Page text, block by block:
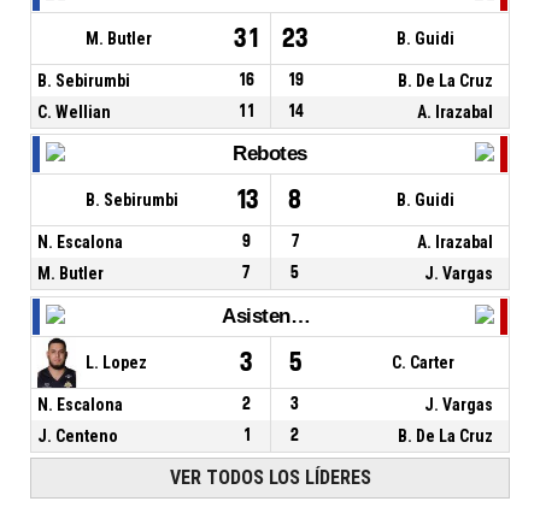
M. Butler 31 23 B. Guidi
B. Sebirumbi 16 19
B. De La Cruz
C. Wellian
11 14 A. Irazabal
Rebotes
B. Sebirumbi 13 8 B. Guidi
N. Escalona 9 7
A. Irazabal
M. Butler
7 5 J. Vargas
Asistencias
L. Lopez 3 5 C. Carter
N. Escalona 2 3
J. Vargas
J. Centeno
1 2 B. De La Cruz
VER TODOS LOS LÍDERES